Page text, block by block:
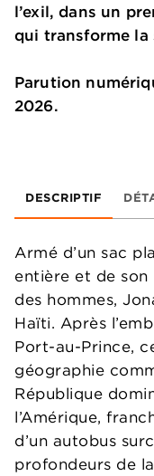
l’exil, dans un
qui transforme
Parution
2026.
DESCRIPTIF
Armé d’un sac
entière et de
des hommes,
Haïti. Après
Port-au-Prince,
géographie
République
l’Amérique,
d’un autobus
profondeurs de